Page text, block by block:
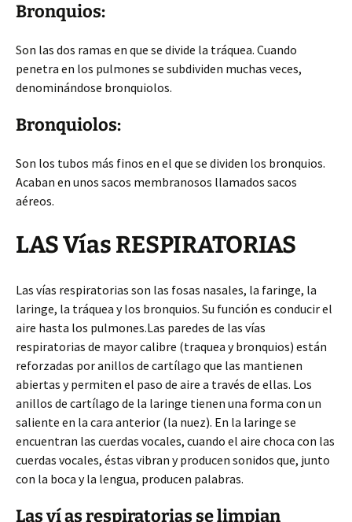
Bronquios:
Son las dos ramas en que se divide la tráquea. Cuando
penetra en los pulmones se subdividen muchas veces,
denominándose bronquiolos.
Bronquiolos:
Son los tubos más finos en el que se dividen los bronquios.
Acaban en unos sacos membranosos llamados sacos
aéreos.
LAS Vías RESPIRATORIAS
Las vías respiratorias son las fosas nasales, la faringe, la
laringe, la tráquea y los bronquios. Su función es conducir el
aire hasta los pulmones.Las paredes de las vías
respiratorias de mayor calibre (traquea y bronquios) están
reforzadas por anillos de cartílago que las mantienen
abiertas y permiten el paso de aire a través de ellas. Los
anillos de cartílago de la laringe tienen una forma con un
saliente en la cara anterior (la nuez). En la laringe se
encuentran las cuerdas vocales, cuando el aire choca con las
cuerdas vocales, éstas vibran y producen sonidos que, junto
con la boca y la lengua, producen palabras.
Las ví as respiratorias se limpian